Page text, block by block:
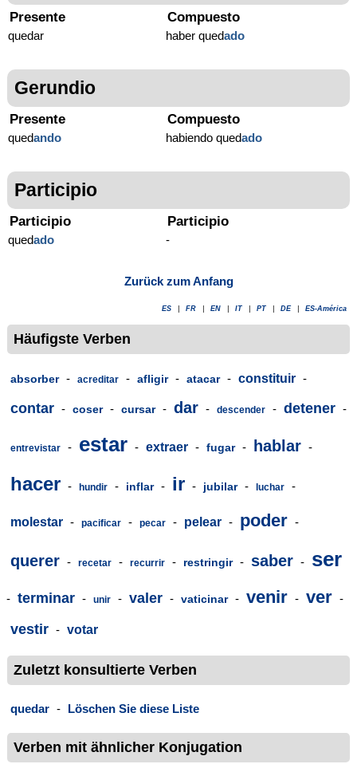
Presente
quedar
Compuesto
haber quedado
Gerundio
Presente
quedando
Compuesto
habiendo quedado
Participio
Participio
quedado
Participio
-
Zurück zum Anfang
ES FR EN IT PT DE ES-América
Häufigste Verben
absorber - acreditar - afligir - atacar - constituir -
contar - coser - cursar - dar - descender - detener -
entrevistar - estar - extraer - fugar - hablar -
hacer - hundir - inflar - ir - jubilar - luchar -
molestar - pacificar - pecar - pelear - poder -
querer - recetar - recurrir - restringir - saber - ser
- terminar - unir - valer - vaticinar - venir - ver -
vestir - votar
Zuletzt konsultierte Verben
quedar - Löschen Sie diese Liste
Verben mit ähnlicher Konjugation